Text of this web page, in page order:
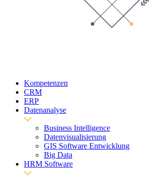
Kompetenzen
CRM
ERP
Datenanalyse
Business Intelligence
Datenvisualisierung
GIS Software Entwicklung
Big Data
HRM Software